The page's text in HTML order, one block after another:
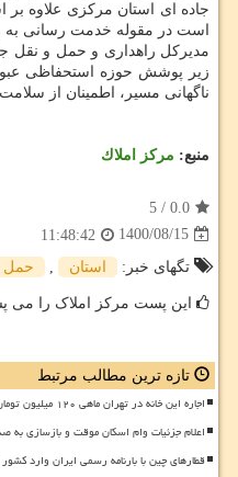
جاده ای استان مرکزی علاوه
است در مقوله خدمت رسانی به
مدیرکل راهداری و حمل و نقل
زیر پوشش حوزه استحفاظی عبور
ناگهانی مسیر، اطمینان از
منبع: مركز املاك
0.0
/
5
1400/08/15
11:48:42
تگهای خبر:
استان , حمل
این پست مرکز املاک را می
تازه ترین مطالب مرتبط
اجاره این خانه در تهران ماهی ۱۲۰ میلیون تومان است
اعلام جزئیات وام اسکان موقت و بازسازی به
قطارهای چین با بارنامه رسمی ایران وارد